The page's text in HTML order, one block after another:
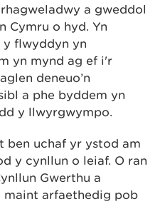
a gweddol
Cymru o hyd. Yn
y flwyddyn yn
yn mynd ag ef i'r
deneuo’n
a phe byddem yn
y llwyrgwympo.
ben uchaf yr ystod am
y cynllun o leiaf. O ran
Gwerthu a
maint arfaethedig pob